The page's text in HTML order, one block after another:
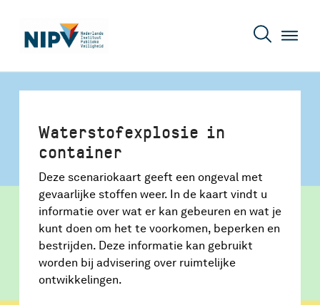
Waterstofexplosie in
container
Deze scenariokaart geeft een ongeval met
gevaarlijke stoffen weer. In de kaart vindt u
informatie over wat er kan gebeuren en wat je
kunt doen om het te voorkomen, beperken en
bestrijden. Deze informatie kan gebruikt
worden bij advisering over ruimtelijke
ontwikkelingen.